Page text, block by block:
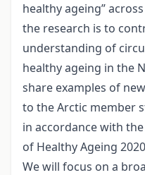
healthy ageing”
the research is to
understanding of
healthy ageing in the
share examples of
to the Arctic member
in accordance with
of Healthy Ageing
We will focus on a